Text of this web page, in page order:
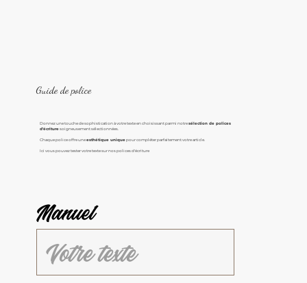
Guide de police
Donnez une touche de sophistication à votre texte en choisissant parmi notresélection de polices
d'écrituresoigneusement sélectionnées.
Chaque police offre uneesthétique uniquepour compléter parfaitement votre article.
Ici vous pouvez tester votre texte sur nos polices d'écriture
Manuel